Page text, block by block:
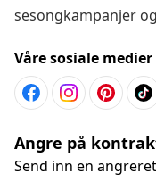
sesongkampanjer
Våre sosiale medier
Angre på
Send inn en